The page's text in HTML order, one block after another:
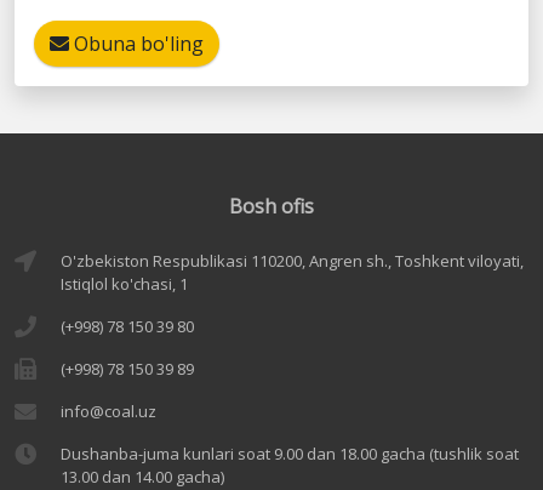
Obuna bo'ling
Bosh ofis
O'zbekiston Respublikasi 110200, Angren sh., Toshkent viloyati,
Istiqlol ko'chasi, 1
(+998) 78 150 39 80
(+998) 78 150 39 89
info@coal.uz
Dushanba-juma kunlari soat 9.00 dan 18.00 gacha (tushlik soat
13.00 dan 14.00 gacha)